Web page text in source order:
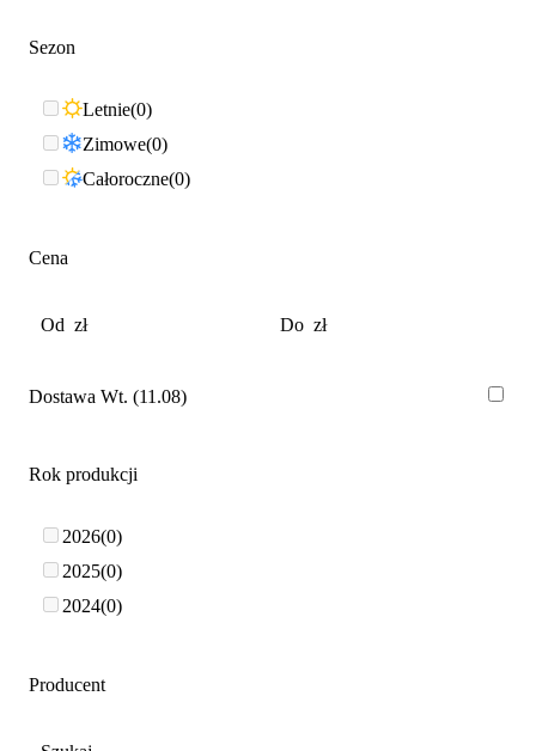
Sezon
Letnie 0
Zimowe 0
Całoroczne 0
Cena
Dostawa Wt. (11.08)
Rok produkcji
2026 0
2025 0
2024 0
Producent